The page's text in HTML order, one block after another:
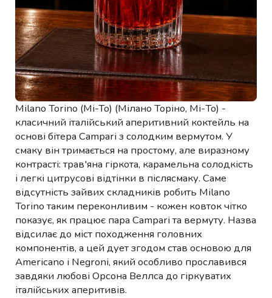
Milano Torino (Mi-To) (Мілано Торіно, Мі-То) -
класичний італійський аперитивний коктейль на
основі бітера Campari з солодким вермутом. У
смаку він тримається на простому, але виразному
контрасті: трав'яна гіркота, карамельна солодкість
і легкі цитрусові відтінки в післясмаку. Саме
відсутність зайвих складників робить Milano
Torino таким переконливим - кожен ковток чітко
показує, як працює пара Campari та вермуту. Назва
відсилає до міст походження головних
компонентів, а цей дует згодом став основою для
Americano і Negroni, який особливо прославився
завдяки любові Орсона Веллса до гіркуватих
італійських аперитивів.